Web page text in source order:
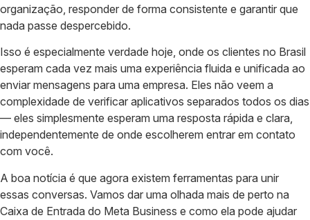
organização, responder de forma consistente e garantir que
nada passe despercebido.
Isso é especialmente verdade hoje, onde os clientes no Brasil
esperam cada vez mais uma experiência fluida e unificada ao
enviar mensagens para uma empresa. Eles não veem a
complexidade de verificar aplicativos separados todos os dias
— eles simplesmente esperam uma resposta rápida e clara,
independentemente de onde escolherem entrar em contato
com você.
A boa notícia é que agora existem ferramentas para unir
essas conversas. Vamos dar uma olhada mais de perto na
Caixa de Entrada do Meta Business e como ela pode ajudar